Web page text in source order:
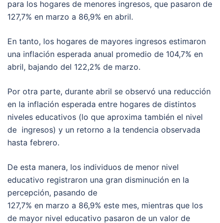
para los hogares de menores ingresos, que pasaron de
127,7% en marzo a 86,9% en abril.
En tanto, los hogares de mayores ingresos estimaron
una inflación esperada anual promedio de 104,7% en
abril, bajando del 122,2% de marzo.
Por otra parte, durante abril se observó una reducción
en la inflación esperada entre hogares de distintos
niveles educativos (lo que aproxima también el nivel
de ingresos) y un retorno a la tendencia observada
hasta febrero.
De esta manera, los individuos de menor nivel
educativo registraron una gran disminución en la
percepción, pasando de
127,7% en marzo a 86,9% este mes, mientras que los
de mayor nivel educativo pasaron de un valor de